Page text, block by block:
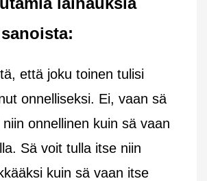
että joku toinen tulisi
onnelliseksi. Ei, vaan sä
onnellinen kuin sä vaan
Sä voit tulla itse niin
kuin sä vaan itse